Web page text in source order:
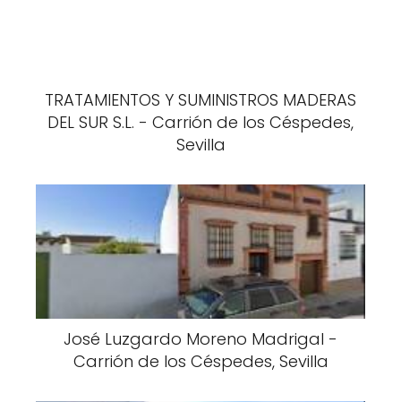
TRATAMIENTOS Y SUMINISTROS MADERAS
DEL SUR S.L. - Carrión de los Céspedes,
Sevilla
José Luzgardo Moreno Madrigal -
Carrión de los Céspedes, Sevilla